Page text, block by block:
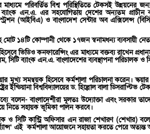
পরিবর্তিত বিশ্ব পরিস্থিতিতে টেকসই উন্নয়নের
ব্যাংক এন.এ. এর সহযোগিতায় দেশের অন্যতম প্রাচীন
(আইবিএ) ও বাংলাদেশ সেন্টার অব এক্সিলেন্স
মোট ১৪টি কোম্পানী থেকে ১৭জন স্বনামধন্য ব্যবসায়ী
ভিডিও কনফারেন্সিং এর মাধ্যমে বক্তব্য রাখেন
সিটি ব্যাংক এন.এ. বাংলাদেশের ব্যবস্থাপনা পরিচালক
সমন্বয়ক হিসেবে কর্মশালা পরিচালনা করেন। স্কয়ার
ইন্ডিয়ানা বিশ্ববিদ্যালয়ের ড. হিল্লোল বালা
বলেন- বাংলাদেশীরা মূলতঃ উদ্যোক্তা এবং সরকার
নিতে সহায়ক ভূমিকা পালন করবে।
ও সিটি কান্ট্রি অফিসার এন রাজা শেখারণ (শেখার)
এই কর্মশালা আয়োজনে সহায়তা করতে পেরে